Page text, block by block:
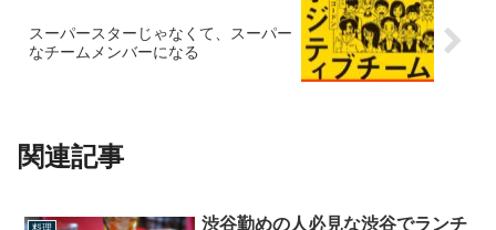
スーパースターじゃなくて、スーパー
なチームメンバーになる
関連記事
料理
渋谷勤めの人必見な渋谷でランチ